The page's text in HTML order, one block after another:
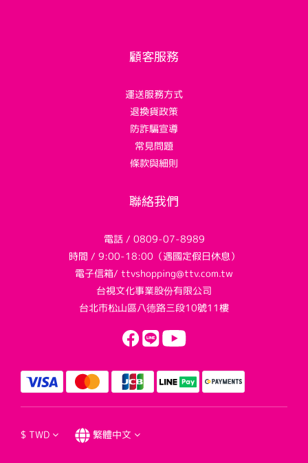
顧客服務
運送服務方式
退換貨政策
防詐騙宣導
常見問題
條款與細則
聯絡我們
電話 / 0809-07-8989
時間 / 9:00-18:00（遇國定假日休息）
電子信箱/ ttvshopping@ttv.com.tw
台視文化事業股份有限公司
台北市松山區八德路三段10號11樓
$ TWD 繁體中文